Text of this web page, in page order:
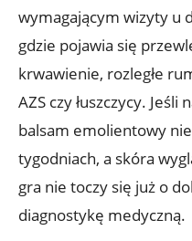
wymagającym wizyty u
gdzie pojawia się
krwawienie, rozległe
AZS czy łuszczycy.
balsam emolientowy
tygodniach, a skóra
gra nie toczy się już o
diagnostykę medyczną.